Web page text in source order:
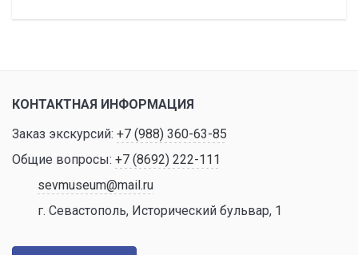
КОНТАКТНАЯ ИНФОРМАЦИЯ
Заказ экскурсий: +7 (988) 360-63-85
Общие вопросы: +7 (8692) 222-111
sevmuseum@mail.ru
г. Севастополь, Исторический бульвар, 1